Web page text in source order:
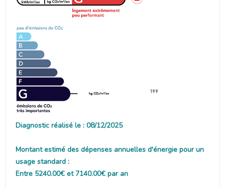
199
Diagnostic réalisé le : 08/12/2025
Montant estimé des dépenses annuelles d'énergie pour un
usage standard :
Entre 5240.00€ et 7140.00€ par an